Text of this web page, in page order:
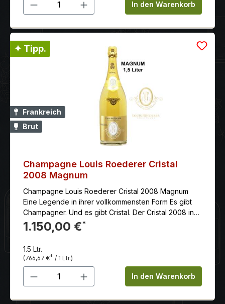
In den Warenkorb
✦ Tipp.
Frankreich
Brut
Champagne Louis Roederer Cristal
2008 Magnum
Champagne Louis Roederer Cristal 2008 Magnum
Eine Legende in ihrer vollkommensten Form Es gibt
Champagner. Und es gibt Cristal. Der Cristal 2008 in
der Magnum ist nicht einfach ein großer Jahrgang –
er ist ein Monument. Ein Wein von aristokratischer
Champagne-Jahre der letzten Jahrzehnte. 2008
brachte eine außergewöhnlich lange
Vegetationsperiode hervor: kühle Nächte, perfekte
Reife, brillante Säurestruktur. Das Ergebnis ist ein
1.150,00 €*
1.5 Ltr.
(766,67 €* / 1 Ltr.)
Produkt Anzahl: Gib denIn den Warenkorb